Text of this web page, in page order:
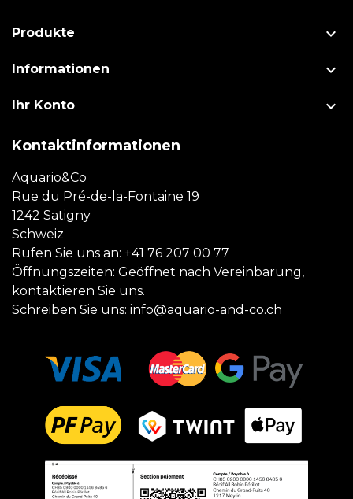
Produkte 
Informationen 
Ihr Konto 
Kontaktinformationen
Aquario&Co
Rue du Pré-de-la-Fontaine 19
1242 Satigny
Schweiz
Rufen Sie uns an: +41 76 207 00 77
Öffnungszeiten: Geöffnet nach Vereinbarung,
kontaktieren Sie uns.
Schreiben Sie uns: info@aquario-and-co.ch